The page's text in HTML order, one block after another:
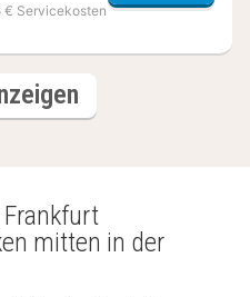
€ Servicekosten
Hotels
Frankfurt
mitten in der